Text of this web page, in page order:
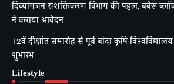
दिव्यांगजन सशक्तिकरण विभाग की पहल, बबेरू
ने कराया आवेदन
12वें दीक्षांत समारोह से पूर्व बांदा कृषि
शुभारंभ
Lifestyle